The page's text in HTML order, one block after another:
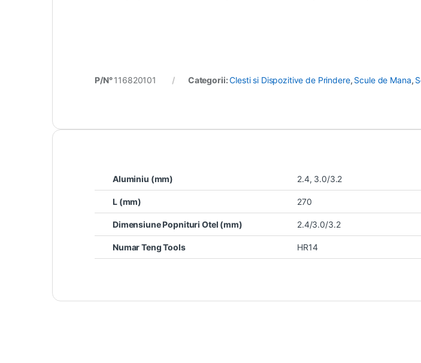
P/N°116820101 Categorii:Clesti si Dispozitive de Prindere, Scule de Mana,
Aluminiu (mm) 2.4, 3.0/3.2
L (mm) 270
Dimensiune Popnituri Otel (mm) 2.4/3.0/3.2
Numar Teng Tools HR14